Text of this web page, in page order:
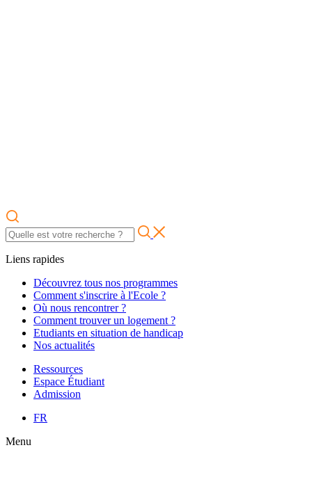
Liens rapides
Découvrez tous nos programmes
Comment s'inscrire à l'Ecole ?
Où nous rencontrer ?
Comment trouver un logement ?
Etudiants en situation de handicap
Nos actualités
Ressources
Espace Étudiant
Admission
FR
Menu